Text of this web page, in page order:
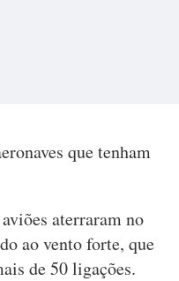
que tenham
aterraram no
ao vento forte, que
de 50 ligações.